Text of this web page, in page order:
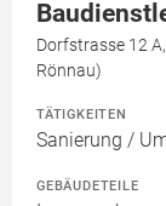
Dorfstrasse 12
Rönnau)
TÄTIGKEITEN
Sanierung /
GEBÄUDETEILE